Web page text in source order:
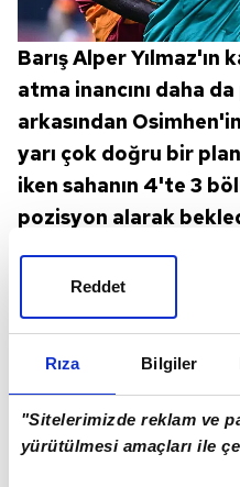
Rıza Bilgiler
"Sitelerimizde reklam ve
yürütülmesi amaçları ile
Reddet
Barış Alper Yılmaz'ın
atma inancını daha
arkasından
yarı çok doğru bir
iken sahanın 4'te 3
pozisyon alarak
baskı yapma